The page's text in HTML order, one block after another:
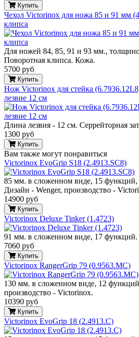
Купить
Чехол Victorinox для ножа 85 и 91 мм
клипса
Для ножей 84, 85, 91 и 93 мм.,
Поворотная клипса. Кожа.
5700 руб
Купить
Нож Victorinox для стейка
лезвие 12 см
Длина лезвия - 12 см. Серрейторная
1300 руб
Купить
Вам также могут понравиться
Victorinox EvoGrip S18 (2.4913.SC8)
85 мм. в сложенном виде, 15 функций,
Дизайн - Wenger, производство -
14900 руб
Купить
Victorinox Deluxe Tinker (1.4723)
91 мм. в сложенном виде, 17 функций.
7060 руб
Купить
Victorinox RangerGrip 79 (0.9563.MC)
130 мм. в сложенном виде, 12
производство - Victorinox.
10390 руб
Купить
Victorinox EvoGrip 18 (2.4913.C)